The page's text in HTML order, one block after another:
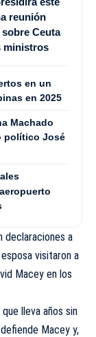
reunión
Ceuta
ministros
en un
en 2025
Machado
político José
declaraciones a
visitaron a
Macey en los
lleva años sin
Macey y,